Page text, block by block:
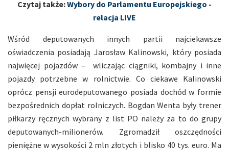
Czytaj także:Wybory do Parlamentu Europejskiego -
relacja LIVE
Wśród deputowanych innych partii najciekawsze
oświadczenia posiadają Jarosław Kalinowski, który posiada
najwięcej pojazdów – wliczając ciągniki, kombajny i inne
pojazdy potrzebne w rolnictwie. Co ciekawe Kalinowski
oprócz pensji eurodeputowanego posiada dochód w formie
bezpośrednich dopłat rolniczych. Bogdan Wenta były trener
piłkarzy ręcznych wybrany z list PO należy za to do grupy
deputowanych-milionerów. Zgromadził oszczędności
pieniężne w wysokości 2 mln złotych i blisko 40 tys. euro. Ma